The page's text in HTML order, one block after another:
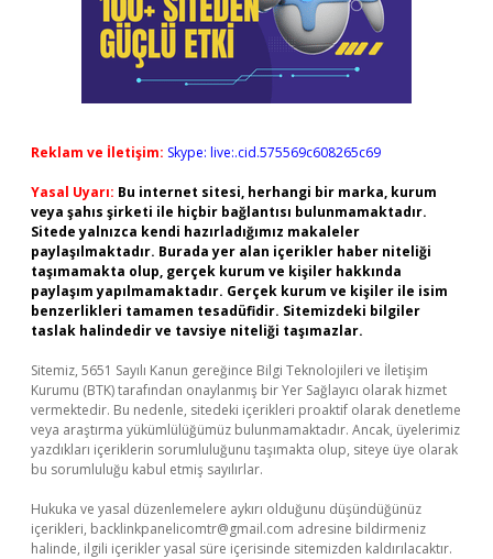
Reklam ve İletişim: Skype: live:.cid.575569c608265c69
Yasal Uyarı: Bu internet sitesi, herhangi bir marka, kurum
veya şahıs şirketi ile hiçbir bağlantısı bulunmamaktadır.
Sitede yalnızca kendi hazırladığımız makaleler
paylaşılmaktadır. Burada yer alan içerikler haber niteliği
taşımamakta olup, gerçek kurum ve kişiler hakkında
paylaşım yapılmamaktadır. Gerçek kurum ve kişiler ile isim
benzerlikleri tamamen tesadüfidir. Sitemizdeki bilgiler
taslak halindedir ve tavsiye niteliği taşımazlar.
Sitemiz, 5651 Sayılı Kanun gereğince Bilgi Teknolojileri ve İletişim
Kurumu (BTK) tarafından onaylanmış bir Yer Sağlayıcı olarak hizmet
vermektedir. Bu nedenle, sitedeki içerikleri proaktif olarak denetleme
veya araştırma yükümlülüğümüz bulunmamaktadır. Ancak, üyelerimiz
yazdıkları içeriklerin sorumluluğunu taşımakta olup, siteye üye olarak
bu sorumluluğu kabul etmiş sayılırlar.
Hukuka ve yasal düzenlemelere aykırı olduğunu düşündüğünüz
içerikleri, backlinkpanelicomtr@gmail.com adresine bildirmeniz
halinde, ilgili içerikler yasal süre içerisinde sitemizden kaldırılacaktır.